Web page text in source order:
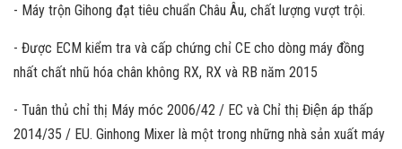
- Máy trộn Gihong đạt tiêu chuẩn Châu Âu, chất lượng vượt trội.
- Được ECM kiểm tra và cấp chứng chỉ CE cho dòng máy đồng
nhất chất nhũ hóa chân không RX, RX và RB năm 2015
- Tuân thủ chỉ thị Máy móc 2006/42 / EC và Chỉ thị Điện áp thấp
2014/35 / EU. Ginhong Mixer là một trong những nhà sản xuất máy